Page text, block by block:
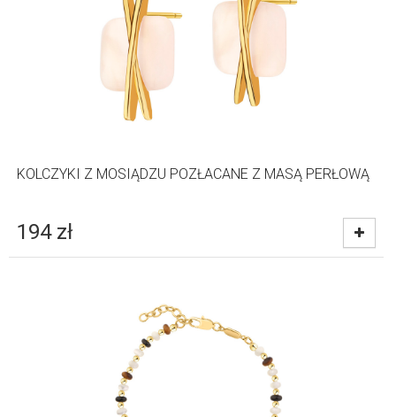
KOLCZYKI Z MOSIĄDZU POZŁACANE Z MASĄ PERŁOWĄ
194 zł